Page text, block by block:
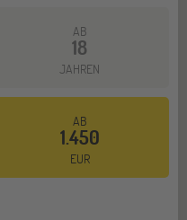
AB
18
JAHREN
AB
1.450
EUR